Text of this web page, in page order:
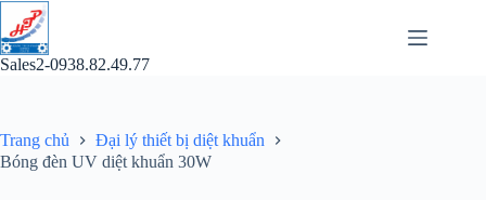
Chuyển
đến
phần
nội
Sales2-0938.82.49.77
Trang chủ
Đại lý thiết bị diệt khuẩn
Bóng đèn UV diệt khuẩn 30W